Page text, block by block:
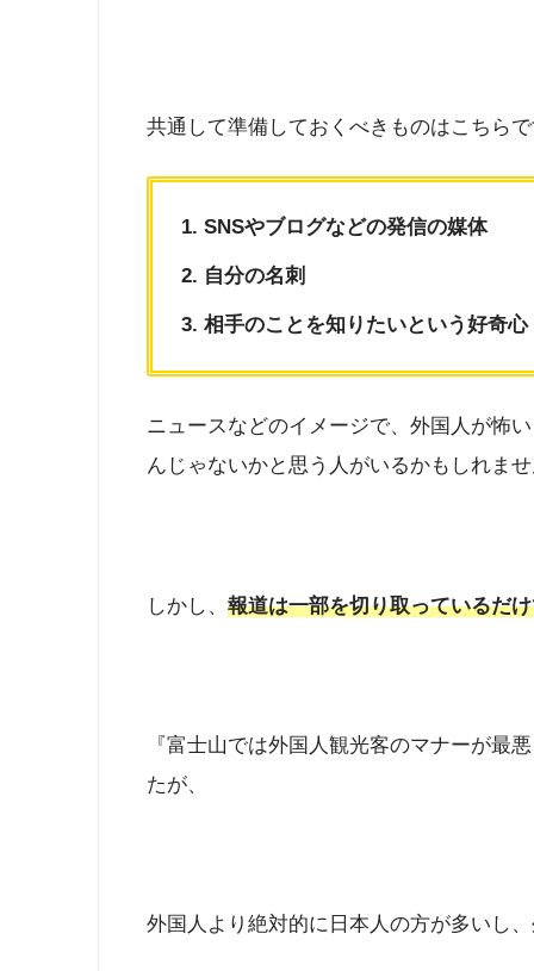
共通して準備しておくべきものはこちら
SNSやブログなどの発信の媒体
自分の名刺
相手のことを知りたいという好奇心
ニュースなどのイメージで、外国人が怖
んじゃないかと思う人がいるかもしれま
しかし、 報道は一部を切り取っているだ
『富士山では外国人観光客のマナーが最
たが、
外国人より絶対的に日本人の方が多いし